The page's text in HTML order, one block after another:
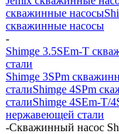
скважинные насосы
скважинные насосы
-
Shimge 3.5SEm-T
стали
Shimge 3SPm
сталиShimge 4SPm
сталиShimge 4SEm-T/
нержавеющей стали
-Скважинный насос